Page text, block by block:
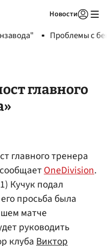
Новости
Проблемы с
главного
главного тренера
OneDivision.
Кучук подал
просьба была
матче
руководить
клубаВиктор